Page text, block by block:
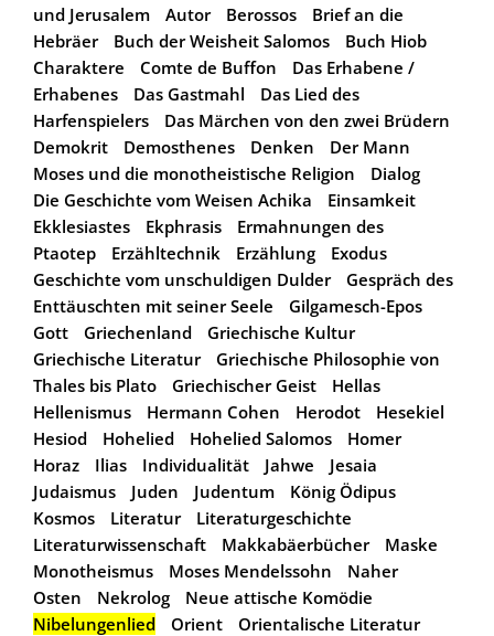
und Jerusalem
Autor Berossos
Brief an die
Hebräer
Buch der Weisheit Salomos
Buch Hiob
Charaktere
Comte de Buffon
Das Erhabene /
Erhabenes
Das Gastmahl
Das Lied des
Harfenspielers
Das Märchen von den zwei Brüdern
Demokrit
Demosthenes Denken
Der Mann
Moses und die monotheistische Religion
Dialog
Die Geschichte vom Weisen Achika
Einsamkeit
Ekklesiastes
Ekphrasis
Ermahnungen des
Ptaotep
Erzähltechnik Erzählung
Exodus
Geschichte vom unschuldigen Dulder
Gespräch des
Enttäuschten mit seiner Seele
Gilgamesch-Epos
Gott
Griechenland
Griechische Kultur
Griechische Literatur
Griechische Philosophie von
Thales bis Plato
Griechischer Geist
Hellas
Hellenismus
Hermann Cohen Herodot
Hesekiel
Hesiod
Hohelied Hohelied Salomos
Homer
Horaz
Ilias Individualität Jahwe
Jesaia
Judaismus
Juden Judentum
König Ödipus
Kosmos
Literatur
Literaturgeschichte
Literaturwissenschaft
Makkabäerbücher
Maske
Monotheismus
Moses Mendelssohn
Naher
Osten
Nekrolog
Neue attische Komödie
Nibelungenlied
Orient
Orientalische Literatur